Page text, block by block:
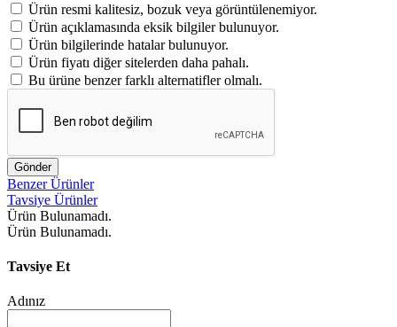
Ürün resmi kalitesiz, bozuk veya görüntülenemiyor.
Ürün açıklamasında eksik bilgiler bulunuyor.
Ürün bilgilerinde hatalar bulunuyor.
Ürün fiyatı diğer sitelerden daha pahalı.
Bu ürüne benzer farklı alternatifler olmalı.
Gönder
Benzer Ürünler
Tavsiye Ürünler
Ürün Bulunamadı.
Ürün Bulunamadı.
Tavsiye Et
Adınız